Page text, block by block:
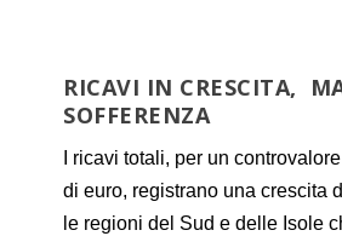
RICAVI IN CRESCITA,
SOFFERENZA
I ricavi totali, per un
di euro, registrano una crescita
le regioni del Sud e delle Isole